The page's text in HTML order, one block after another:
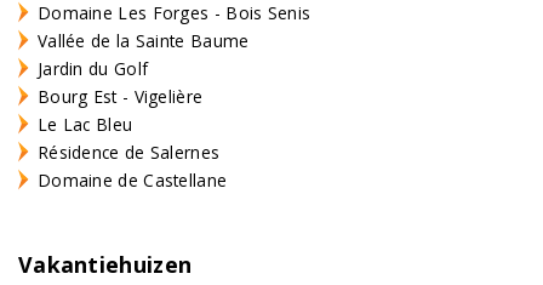
Domaine Les Forges - Bois Senis
Vallée de la Sainte Baume
Jardin du Golf
Bourg Est - Vigelière
Le Lac Bleu
Résidence de Salernes
Domaine de Castellane
Vakantiehuizen